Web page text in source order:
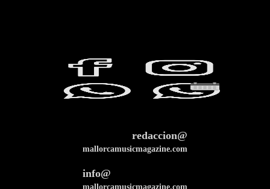
redaccion@
mallorcamusicmagazine.com
info@
mallorcamusicmagazine.com